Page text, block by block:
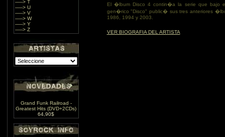
-----> T
-----> U
-----> V
-----> W
-----> Y
-----> Z
Grand Funk Railroad -
Greatest Hits (DVD+2CDs)
64,90$
El �lbum Disco 4 contin�a la serie que bajo
gen�rico "Disco" public� sus tres anteriores
1986, 1994 y 2003.
VER BIOGRAFIA DEL ARTISTA